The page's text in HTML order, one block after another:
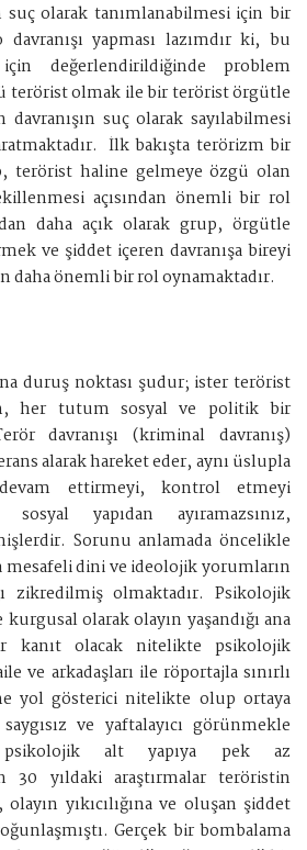
suç olarak tanımlanabilmesi için bir
yapması lazımdır ki, bu
değerlendirildiğinde problem
terörist olmak ile bir terörist örgütle
suç olarak sayılabilmesi
İlk bakışta terörizm bir
terörist haline gelmeye özgü olan
açısından önemli bir rol
daha açık olarak grup, örgütle
ve şiddet içeren davranışa bireyi
daha önemli bir rol oynamaktadır.
duruş noktası şudur; ister terörist
her tutum sosyal ve politik bir
davranışı (kriminal davranış)
alarak hareket eder, aynı üslupla
ettirmeyi, kontrol etmeyi
yapıdan ayıramazsınız,
Sorunu anlamada öncelikle
mesafeli dini ve ideolojik yorumların
zikredilmiş olmaktadır. Psikolojik
olarak olayın yaşandığı ana
kanıt olacak nitelikte psikolojik
ve arkadaşları ile röportajla sınırlı
yol gösterici nitelikte olup ortaya
ve yaftalayıcı görünmekle
alt yapıya pek az
30 yıldaki araştırmalar teröristin
yıkıcılığına ve oluşan şiddet
Gerçek bir bombalama